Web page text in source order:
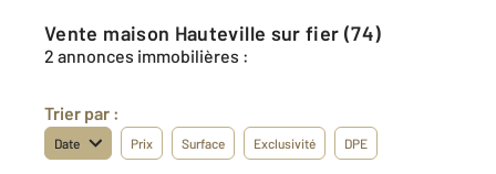
Vente maison Hauteville sur fier (74)
2 annonces immobilières :
Trier par :
Date Prix Surface Exclusivité DPE